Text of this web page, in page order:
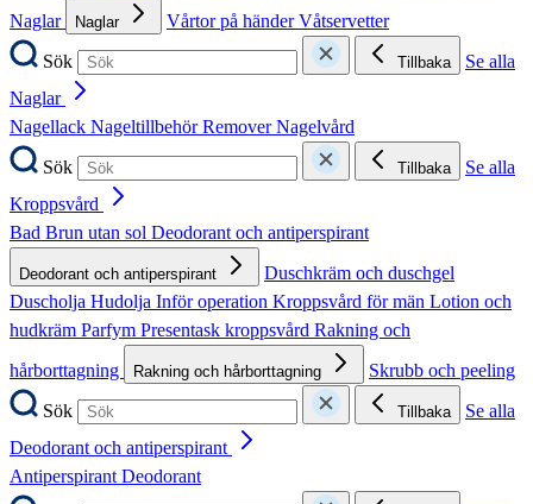
Naglar
Naglar Vårtor på händerVåtservetter
Sök
Tillbaka
Se alla
Naglar
Nagellack NageltillbehörRemoverNagelvård
Sök
Tillbaka
Se alla
Kroppsvård
Bad Brun utan sol Deodorant och antiperspirant
Deodorant och antiperspirant
Duschkräm och duschgel
Duscholja Hudolja Inför operation Kroppsvård för män Lotion och
hudkräm Parfym Presentask kroppsvård Rakning och
hårborttagning
Rakning och hårborttagning
Skrubb och peeling
Sök
Tillbaka
Se alla
Deodorant och antiperspirant
AntiperspirantDeodorant